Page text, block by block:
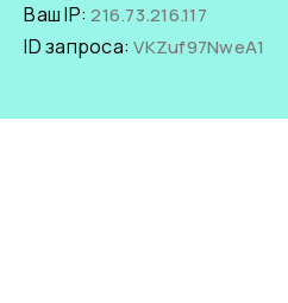
Ваш IP:216.73.216.117
ID запроса:VKZuf97NweA1